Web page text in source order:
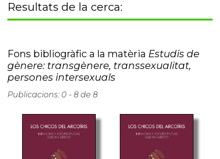
Resultats de la cerca:
Fons bibliogràfic a la matèria Estudis de
gènere: transgènere, transsexualitat,
persones intersexuals
Publicacions: 0 - 8 de 8